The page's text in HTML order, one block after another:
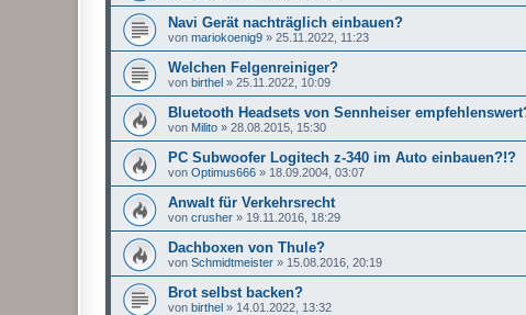
Navi Gerät nachträglich einbauen?
von mariokoenig9 » 25.11.2022, 11:23
Welchen Felgenreiniger?
von birthel » 25.11.2022, 10:09
Bluetooth Headsets von Sennheiser
von Milito » 28.08.2015, 15:30
PC Subwoofer Logitech z-340 im Auto einbauen?!?
von Optimus666 » 18.09.2004, 03:07
Anwalt für Verkehrsrecht
von crusher » 19.11.2016, 18:29
Dachboxen von Thule?
von Schmidtmeister » 15.08.2016, 20:19
Brot selbst backen?
von birthel » 14.01.2022, 13:32